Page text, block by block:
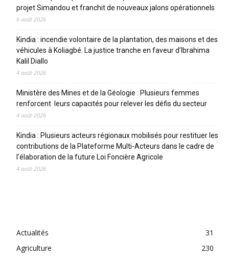
projet Simandou et franchit de nouveaux jalons opérationnels
6 août 2026
Kindia : incendie volontaire de la plantation, des maisons et des
véhicules à Koliagbé. La justice tranche en faveur d’Ibrahima
Kalil Diallo
4 août 2026
Ministère des Mines et de la Géologie : Plusieurs femmes
renforcent leurs capacités pour relever les défis du secteur
4 août 2026
Kindia : Plusieurs acteurs régionaux mobilisés pour restituer les
contributions de la Plateforme Multi-Acteurs dans le cadre de
l’élaboration de la future Loi Foncière Agricole
4 août 2026
Actualités
31
Agriculture
230